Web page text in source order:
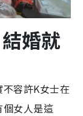
婚就
容許K女士在
女人是這